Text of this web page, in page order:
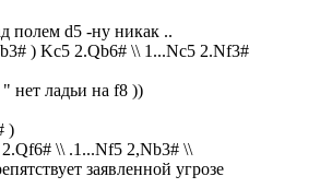
полем d5 -ну никак ..
) Kc5 2.Qb6# \\ 1...Nc5 2.Nf3#
нет ладьи на f8 ))
)
\\ .1...Nf5 2,Nb3# \\
заявленной угрозе